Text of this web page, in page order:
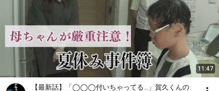
11:47
【最新話】「◯◯◯付いちゃってる…」賀久くんの